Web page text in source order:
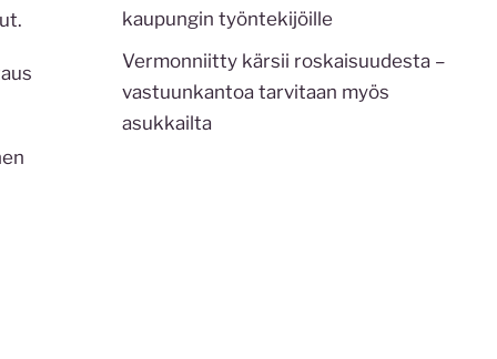
kaupungin työntekijöille
Vermonniitty kärsii roskaisuudesta –
vastuunkantoa tarvitaan myös
asukkailta